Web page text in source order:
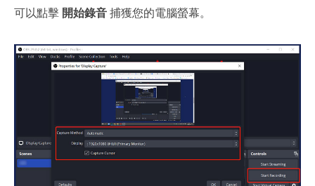
可以點擊 開始錄音捕獲您的電腦螢幕。